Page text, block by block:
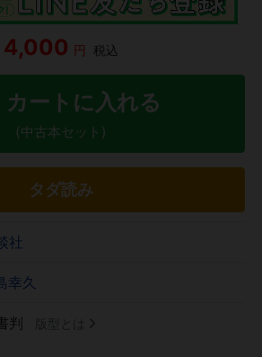
4,000 円 税込
カートに入れる
(中古本セット)
タダ読み
社
幸久
判